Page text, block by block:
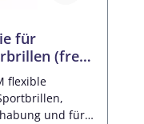
für
(frei
flexible
und für